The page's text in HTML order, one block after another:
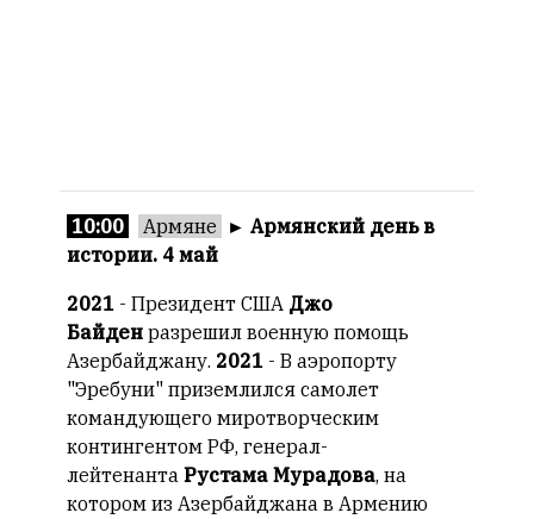
10:00 Армяне ► Армянский день в
истории. 4 май
2021 - Президент США Джо
Байден разрешил военную помощь
Азербайджану. 2021 - В аэропорту
"Эребуни" приземлился самолет
командующего миротворческим
контингентом РФ, генерал-
лейтенанта Рустама Мурадова, на
котором из Азербайджана в Армению